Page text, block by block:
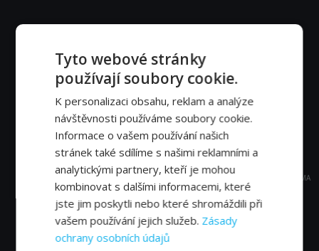
REKLAMA
Časté dotazy a zajímavosti
Tyto webové stránky
používají soubory cookie.
K personalizaci obsahu, reklam a analýze
návštěvnosti používáme soubory cookie.
Informace o vašem používání našich
stránek také sdílíme s našimi reklamními a
analytickými partnery, kteří je mohou
kombinovat s dalšími informacemi, které
jste jim poskytli nebo které shromáždili při
vašem používání jejich služeb. Zásady
ochrany osobních údajů